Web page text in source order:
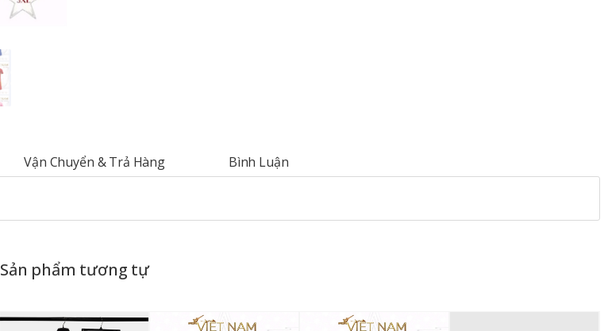
Vận Chuyển & Trả Hàng Bình Luận
Sản phẩm tương tự